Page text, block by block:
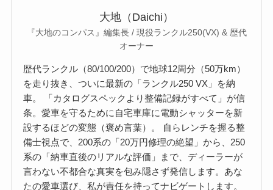
大地（Daichi）
『大地のコンパス』編集長 / 現役ランクル250(VX) & 歴代
オーナー
歴代ランクル（80/100/200）で地球12周分（50万km）
を走り抜き、ついに最新の「ランクル250 VX」を納
車。 「カタログスペックより整備記録がすべて」が信
条。愛車を守るために自宅車庫に電動シャッターを新
設するほどの変態（褒め言葉）。 自らレンチを握る整
備士視点で、200系の「20万円修理の絶望」から、250
系の「納車直後のリアルな評価」まで、ディーラーが
言わない不都合な真実を包み隠さず発信します。あな
たの愛車選び、私が責任を持ってナビゲートします。